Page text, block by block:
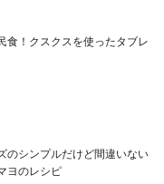
食！クスクスを使ったタブレ
のシンプルだけど間違いない
ヨのレシピ